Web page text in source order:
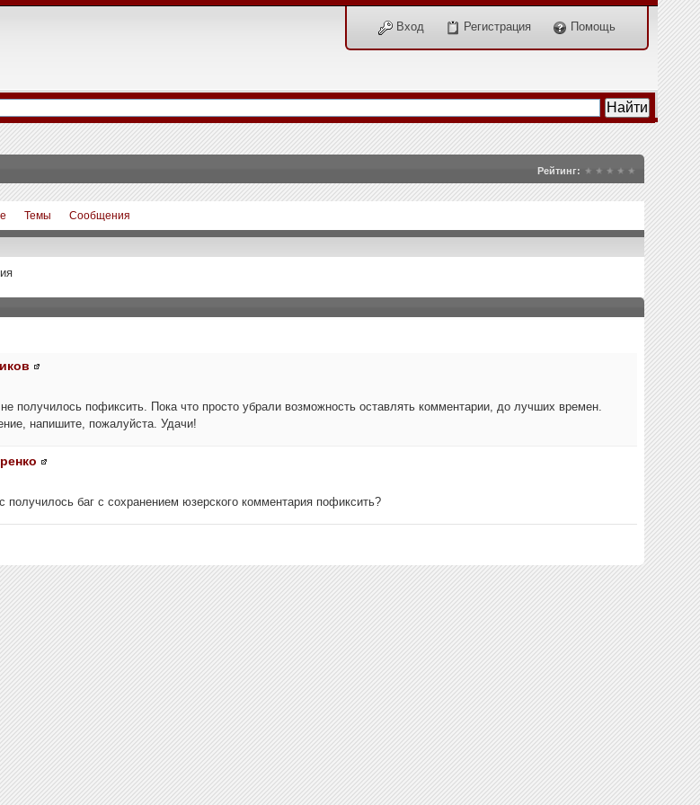
Вход Регистрация Помощь
Рейтинг:
Темы Сообщения
получилось пофиксить. Пока что просто убрали возможность оставлять комментарии, до лучших времен.
напишите, пожалуйста. Удачи!
баг с сохранением юзерского комментария пофиксить?